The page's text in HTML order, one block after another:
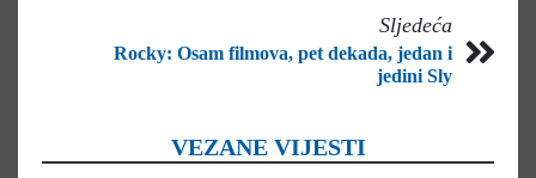
Sljedeća
Rocky: Osam filmova, pet dekada, jedan i
jedini Sly
VEZANE VIJESTI